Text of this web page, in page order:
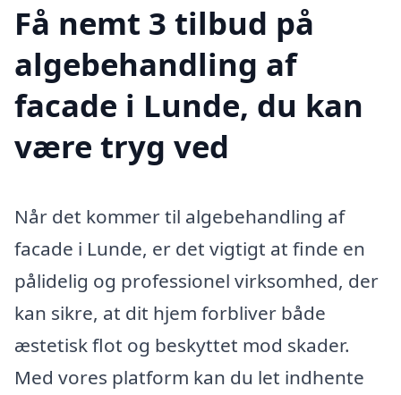
Få nemt 3 tilbud på
algebehandling af
facade i Lunde, du kan
være tryg ved
Når det kommer til algebehandling af
facade i Lunde, er det vigtigt at finde en
pålidelig og professionel virksomhed, der
kan sikre, at dit hjem forbliver både
æstetisk flot og beskyttet mod skader.
Med vores platform kan du let indhente